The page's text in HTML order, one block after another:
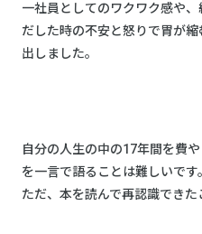
一社員としてのワクワク感や
だした時の不安と怒りで胃が
出しました。
自分の人生の中の17年間を費
を一言で語ることは難しいです。
ただ、本を読んで再認識できた